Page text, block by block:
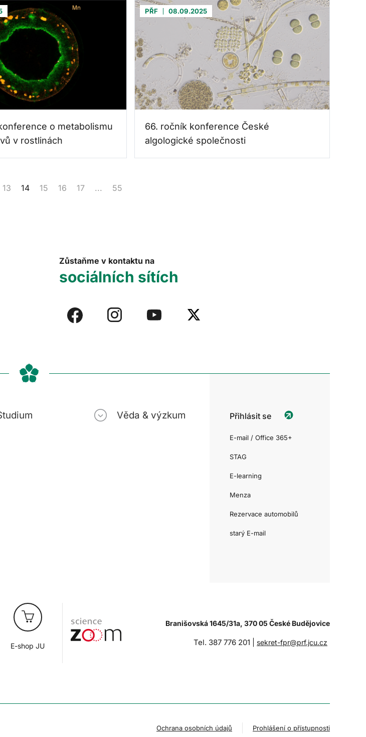
o metabolismu
v rostlinách
PŘF 08.09.2025
66. ročník konference České
algologické společnosti
13 14 15 16 17 ... 55
Zůstaňme v kontaktu na
sociálních sítích
Věda & výzkum Přihlásit se
E-mail / Office 365+
STAG
E-learning
Menza
Rezervace automobilů
starý E-mail
E-shop JU
Branišovská 1645/31a, 370 05 České Budějovice
Tel. 387 776 201 | sekret-fpr@prf.jcu.cz
Ochrana osobních údajů Prohlášení o přístupnosti